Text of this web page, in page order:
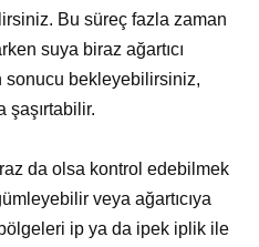
Bu süreç fazla zaman
suya biraz ağartıcı
sonucu bekleyebilirsiniz,
şaşırtabilir.
da olsa kontrol edebilmek
veya ağartıcıya
ip ya da ipek iplik ile